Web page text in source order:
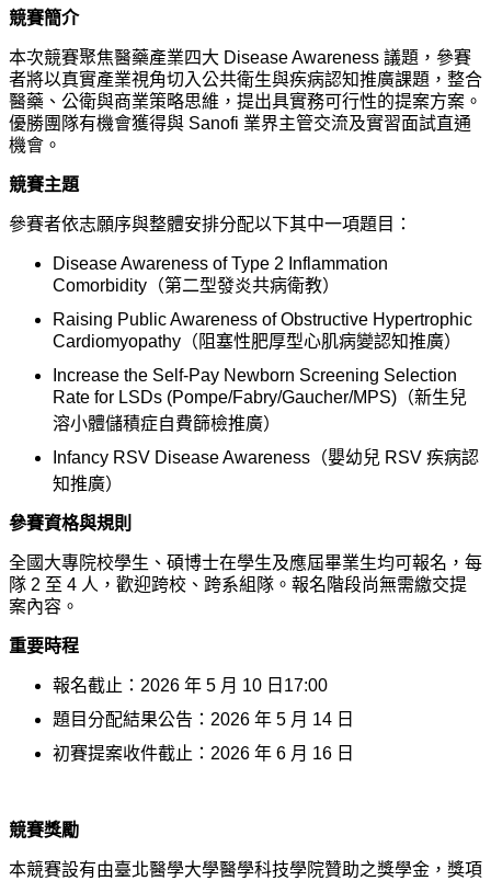
競賽簡介
本次競賽聚焦醫藥產業四大 Disease Awareness 議題，參賽
者將以真實產業視角切入公共衛生與疾病認知推廣課題，整合
醫藥、公衛與商業策略思維，提出具實務可行性的提案方案。
優勝團隊有機會獲得與 Sanofi 業界主管交流及實習面試直通
機會。
競賽主題
參賽者依志願序與整體安排分配以下其中一項題目：
Disease Awareness of Type 2 Inflammation
Comorbidity （第二型發炎共病衛教）
Raising Public Awareness of Obstructive Hypertrophic
Cardiomyopathy （阻塞性肥厚型心肌病變認知推廣）
Increase the Self-Pay Newborn Screening Selection
Rate for LSDs (Pompe/Fabry/Gaucher/MPS) （新生兒
溶小體儲積症自費篩檢推廣）
Infancy RSV Disease Awareness （嬰幼兒 RSV 疾病認
知推廣）
參賽資格與規則
全國大專院校學生、碩博士在學生及應屆畢業生均可報名，每
隊 2 至 4 人，歡迎跨校、跨系組隊。報名階段尚無需繳交提
案內容。
重要時程
報名截止：2026 年 5 月 10 日17:00
題目分配結果公告：2026 年 5 月 14 日
初賽提案收件截止：2026 年 6 月 16 日
競賽獎勵
本競賽設有由臺北醫學大學醫學科技學院贊助之獎學金，獎項